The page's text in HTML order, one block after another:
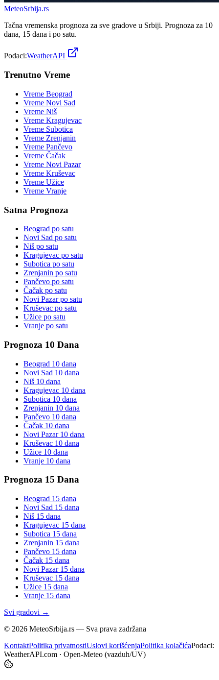
MeteoSrbija.rs
Tačna vremenska prognoza za sve gradove u Srbiji. Prognoza za 10
dana, 15 dana i po satu.
Podaci:WeatherAPI
Trenutno Vreme
Vreme Beograd
Vreme Novi Sad
Vreme Niš
Vreme Kragujevac
Vreme Subotica
Vreme Zrenjanin
Vreme Pančevo
Vreme Čačak
Vreme Novi Pazar
Vreme Kruševac
Vreme Užice
Vreme Vranje
Satna Prognoza
Beograd po satu
Novi Sad po satu
Niš po satu
Kragujevac po satu
Subotica po satu
Zrenjanin po satu
Pančevo po satu
Čačak po satu
Novi Pazarpo satu
Kruševac po satu
Užice po satu
Vranje po satu
Prognoza 10 Dana
Beograd 10 dana
Novi Sad 10 dana
Niš 10 dana
Kragujevac 10 dana
Subotica 10 dana
Zrenjanin 10 dana
Pančevo 10 dana
Čačak 10 dana
Novi Pazar10 dana
Kruševac 10 dana
Užice 10 dana
Vranje 10 dana
Prognoza 15 Dana
Beograd 15 dana
Novi Sad 15 dana
Niš 15 dana
Kragujevac 15 dana
Subotica 15 dana
Zrenjanin 15 dana
Pančevo 15 dana
Čačak 15 dana
Novi Pazar15 dana
Kruševac 15 dana
Užice 15 dana
Vranje 15 dana
Svi gradovi →
© 2026 MeteoSrbija.rs — Sva prava zadržana
KontaktPolitika privatnostiUslovi korišćenjaPolitika kolačićaPodaci:
WeatherAPI.com · Open-Meteo (vazduh/UV)